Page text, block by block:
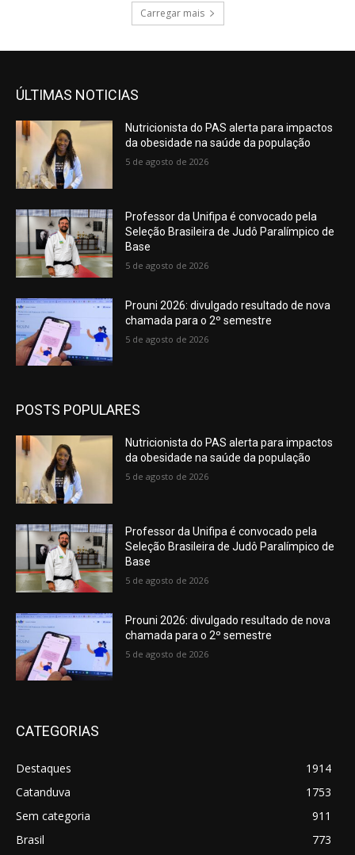
Carregar mais
ÚLTIMAS NOTICIAS
Nutricionista do PAS alerta para impactos
da obesidade na saúde da população
5 de agosto de 2026
Professor da Unifipa é convocado pela
Seleção Brasileira de Judô Paralímpico de
Base
5 de agosto de 2026
Prouni 2026: divulgado resultado de nova
chamada para o 2º semestre
5 de agosto de 2026
POSTS POPULARES
Nutricionista do PAS alerta para impactos
da obesidade na saúde da população
5 de agosto de 2026
Professor da Unifipa é convocado pela
Seleção Brasileira de Judô Paralímpico de
Base
5 de agosto de 2026
Prouni 2026: divulgado resultado de nova
chamada para o 2º semestre
5 de agosto de 2026
CATEGORIAS
Destaques
1914
Catanduva
1753
Sem categoria
911
Brasil
773